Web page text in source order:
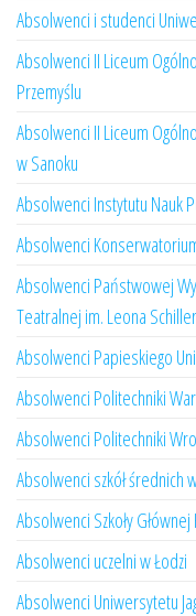
Absolwenci i studenci
Absolwenci II Liceum
Przemyślu
Absolwenci II Liceum
w Sanoku
Absolwenci Instytutu Nauk
Absolwenci
Absolwenci Państwowej
Teatralnej im. Leona
Absolwenci Papieskiego
Absolwenci Politechniki
Absolwenci Politechniki
Absolwenci szkół średnich
Absolwenci Szkoły
Absolwenci uczelni w Łodzi
Absolwenci Uniwersytetu